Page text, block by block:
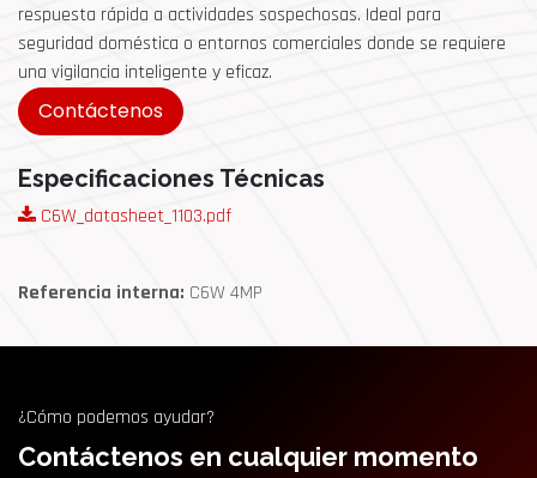
respuesta rápida a actividades sospechosas. Ideal para
seguridad doméstica o entornos comerciales donde se requiere
una vigilancia inteligente y eficaz.
Contáctenos
Especificaciones Técnicas
C6W_datasheet_1103.pdf
Referencia interna: C6W 4MP
¿Cómo podemos ayudar?
Contáctenos en cualquier momento